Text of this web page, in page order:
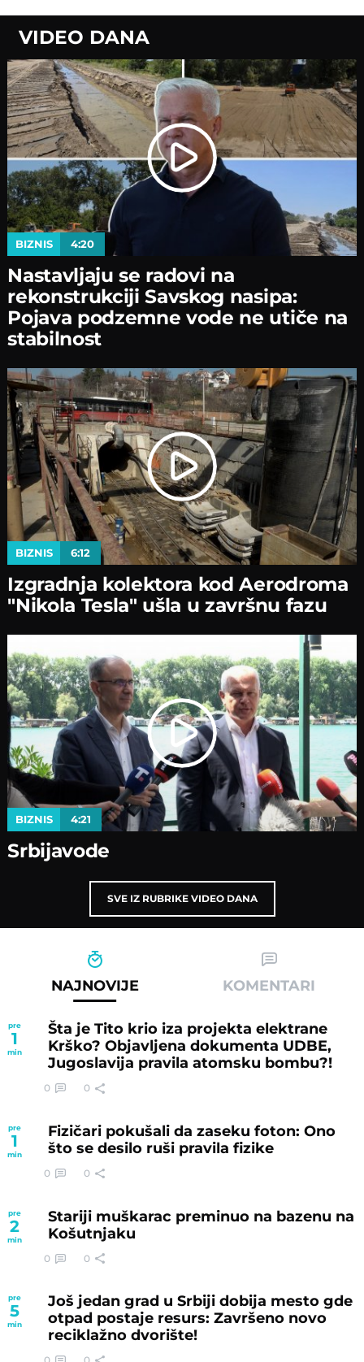
VIDEO DANA
BIZNIS 4:20
Nastavljaјu se radovi na
rekonstrukciјi Savskog nasipa:
Poјava podzemne vode ne utiče na
stabilnost
BIZNIS 6:12
Izgradnja kolektora kod Aerodroma
"Nikola Tesla" ušla u završnu fazu
BIZNIS 4:21
Srbijavode
SVE IZ RUBRIKE VIDEO DANA
NAJNOVIJE KOMENTARI
pre
1
min
Šta je Tito krio iza projekta elektrane
Krško? Objavljena dokumenta UDBE,
Jugoslavija pravila atomsku bombu?!
0 0
pre
1
min
Fizičari pokušali da zaseku foton: Ono
što se desilo ruši pravila fizike
0 0
pre
2
min
Stariji muškarac preminuo na bazenu na
Košutnjaku
0 0
pre
5
min
Još jedan grad u Srbiji dobija mesto gde
otpad postaje resurs: Završeno novo
reciklažno dvorište!